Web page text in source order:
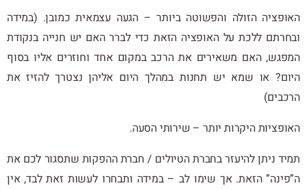
האופציה הזולה והפשוטה ביותר – הגעה עצמאית כמובן. (במידה
ובחרתם ללכת על האופציה הזאת כדי לברר האם יש חנייה בנקודת
המפגש, האם משאירים את הרכב במקום אחד וחוזרים אליו בסוף
היום? או שמא יש תחנות במהלך היום אליהן נצטרך להזיז את
הרכבים)
האופציות היקרות יותר – שירותי הסעה.
תמיד ניתן להיעזר בחברת הטיולים / חברת ההפקות שתסגור לכם את
ה”פינה” הזאת. אך שימו לב – במידה ותבחרו לעשות זאת לבד, אין